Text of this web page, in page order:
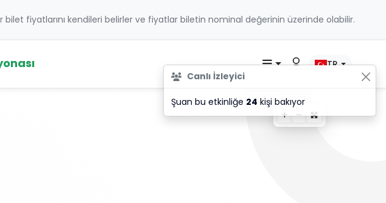
bilet fiyatlarını kendileri belirler ve fiyatlar biletin nominal değerinin üzerinde olabilir.
TR
Canlı İzleyici
Şuan bu etkinliğe 24 kişi bakıyor